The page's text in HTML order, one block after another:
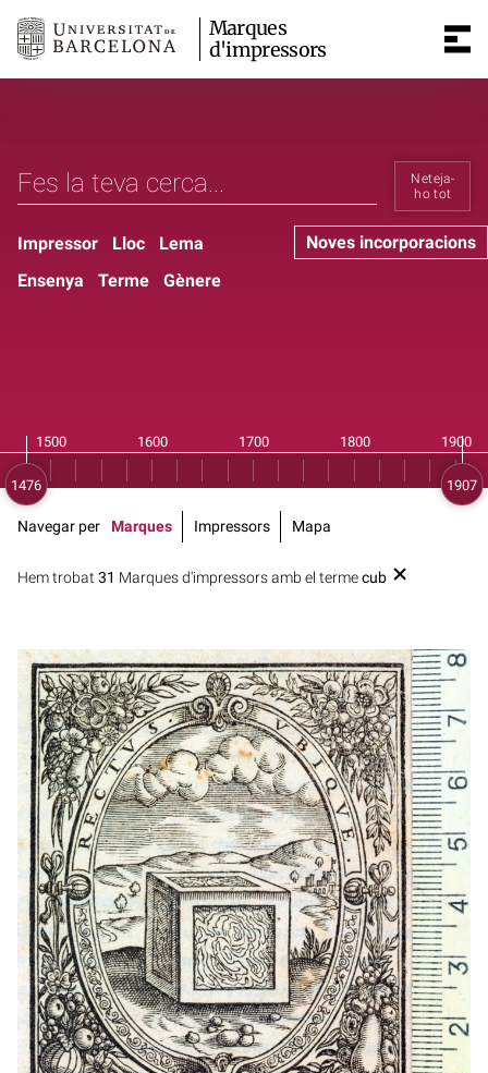
Marques
d'impressors
Neteja-
ho tot
Noves incorporacions
Impressor Lloc
Lema
Ensenya
Terme Gènere
Hem trobat 31 Marques d'impressors amb el termecub
Navegar per Marques Impressors Mapa